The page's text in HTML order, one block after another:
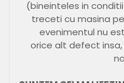
(bineinteles in
treceti cu masina
evenimentul nu
orice alt defect